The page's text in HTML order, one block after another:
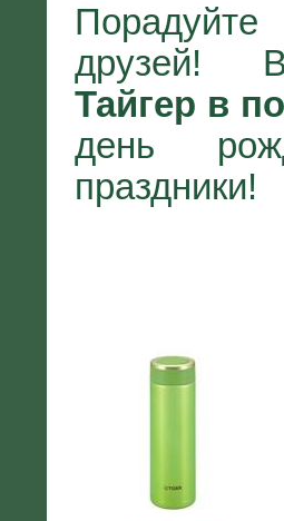
друзей!
Тайгер в
день
праздники!